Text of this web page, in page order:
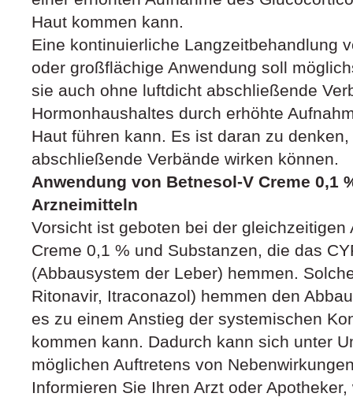
Haut kommen kann.
Eine kontinuierliche Langzeitbehandlung
oder großflächige Anwendung soll
sie auch ohne luftdicht abschließende
Hormonhaushaltes durch erhöhte
Haut führen kann. Es ist daran zu
abschließende Verbände wirken können.
Anwendung von Betnesol-V Creme 0,1
Arzneimitteln
Vorsicht ist geboten bei der gleichzeitigen
Creme 0,1 % und Substanzen, die das
(Abbausystem der Leber) hemmen.
Ritonavir, Itraconazol) hemmen den
es zu einem Anstieg der systemischen
kommen kann. Dadurch kann sich unter
möglichen Auftretens von
Informieren Sie Ihren Arzt oder